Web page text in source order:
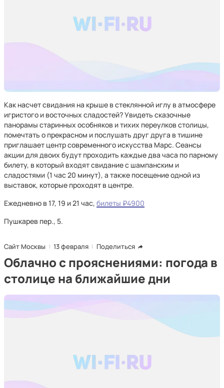
Как насчет свидания на крыше в стеклянной иглу в атмосфере
игристого и восточных сладостей? Увидеть сказочные
панорамы старинных особняков и тихих переулков столицы,
помечтать о прекрасном и послушать друг друга в тишине
приглашает центр современного искусства Марс. Сеансы
акции для двоих будут проходить каждые два часа по парному
билету, в который входят свидание с шампанским и
сладостями (1 час 20 минут), а также посещение одной из
выставок, которые проходят в центре.
Ежедневно в 17, 19 и 21 час, билеты ₽4900
Пушкарев пер., 5.
Сайт Москвы 13 февраля Поделиться
Облачно с прояснениями: погода в
столице на ближайшие дни